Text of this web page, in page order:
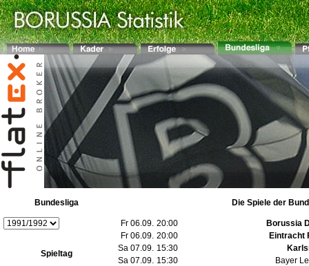
Bundesliga
Spieltag
Die Spiele der
Fr 06.09. 20:00
Borussia
Fr 06.09. 20:00
Eintracht
Sa 07.09. 15:30
Sa 07.09. 15:30
Bayer